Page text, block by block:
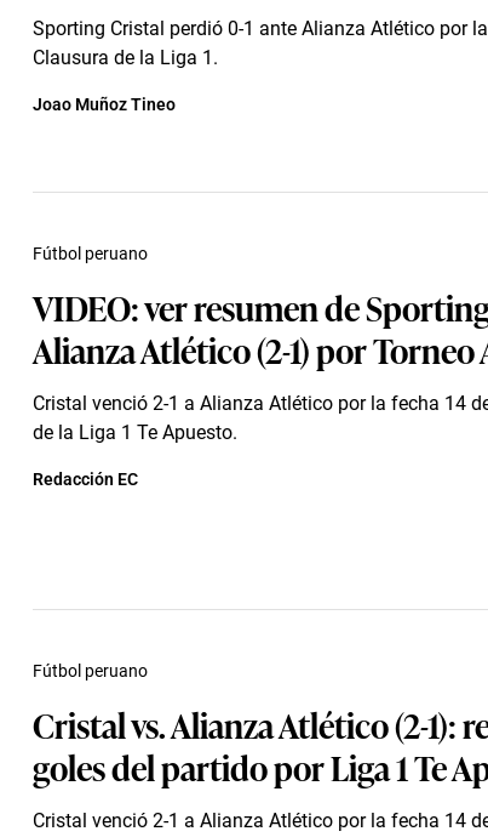
Sporting Cristal perdió 0-1 ante Alianza Atlético por
Clausura de la Liga 1.
Joao Muñoz Tineo
VIDEO: ver resumen de
Alianza Atlético (2-1) por
Cristal venció 2-1 a Alianza Atlético por la fecha 14
de la Liga 1 Te Apuesto.
Fútbol peruano
Redacción EC
Cristal vs. Alianza Atlético (2-1):
goles del partido por Liga 1 Te
Cristal venció 2-1 a Alianza Atlético por la fecha 14
Fútbol peruano